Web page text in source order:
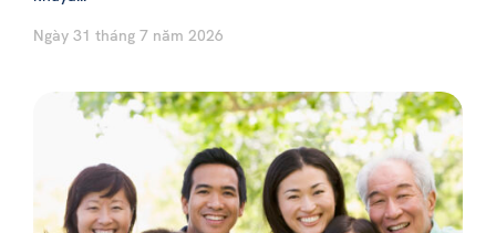
Ngày 31 tháng 7 năm 2026